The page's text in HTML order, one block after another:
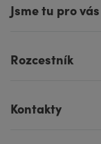
Jsme tu pro vás
Rozcestník
Kontakty